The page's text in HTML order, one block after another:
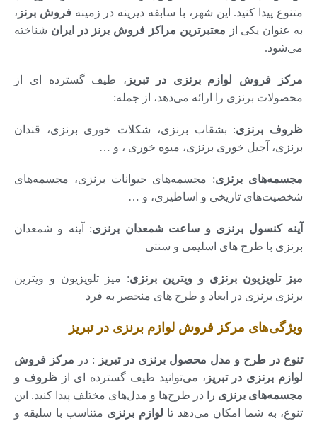
متنوع پیدا کنید. این شهر، با سابقه دیرینه در زمینه فروش برنز ،
به عنوان یکی از معتبرترین مراکز فروش برنز در ایران شناخته
می‌شود.
مرکز فروش لوازم برنزی در تبریز ، طیف گسترده ای از
محصولات برنزی را ارائه می‌دهد، از جمله:
ظروف برنزی: بشقاب برنزی، شکلات خوری برنزی، قندان
برنزی، آجیل خوری برنزی، میوه خوری ، و …
مجسمه‌های برنزی: مجسمه‌های حیوانات برنزی، مجسمه‌های
شخصیت‌های تاریخی و اساطیری، و …
آینه کنسول برنزی و ساعت شمعدان برنزی: آینه و شمعدان
برنزی با طرح های اسلیمی و سنتی
میز تلویزیون برنزی و ویترین برنزی: میز تلویزیون و ویترین
برنزی برنزی در ابعاد و طرح های منحصر به فرد
ویژگی‌های مرکز فروش لوازم برنزی در تبریز
تنوع در طرح و مدل محصول برنزی در تبریز : در مرکز فروش
لوازم برنزی در تبریز ، می‌توانید طیف گسترده ای ازظروف و
مجسمه‌های برنزی را در طرح‌ها و مدل‌های مختلف پیدا کنید. این
تنوع، به شما امکان می‌دهد تا لوازم برنزی متناسب با سلیقه و